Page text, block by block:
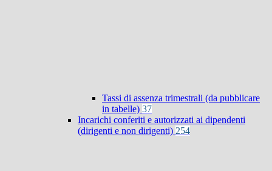
Tassi di assenza trimestrali (da pubblicare
in tabelle) 37
Incarichi conferiti e autorizzati ai dipendenti
(dirigenti e non dirigenti) 254